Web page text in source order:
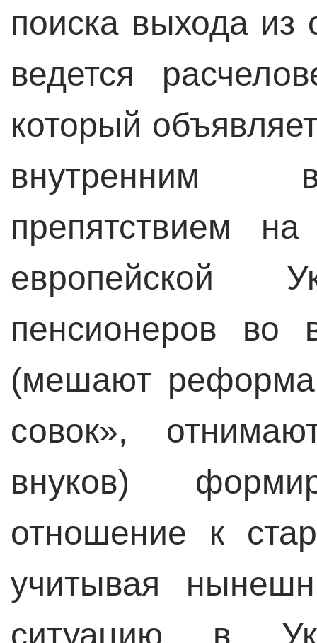
поиска выхода из
ведется
который
внутренним
препятствием
европейской
пенсионеров во
(мешают
совок»,
внуков)
отношение к
учитывая
ситуацию в